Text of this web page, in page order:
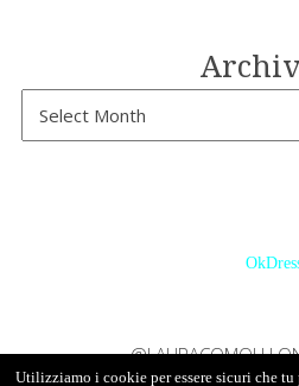
@LAURACOMOLLI
Utilizziamo i cookie per essere sicuri che tu